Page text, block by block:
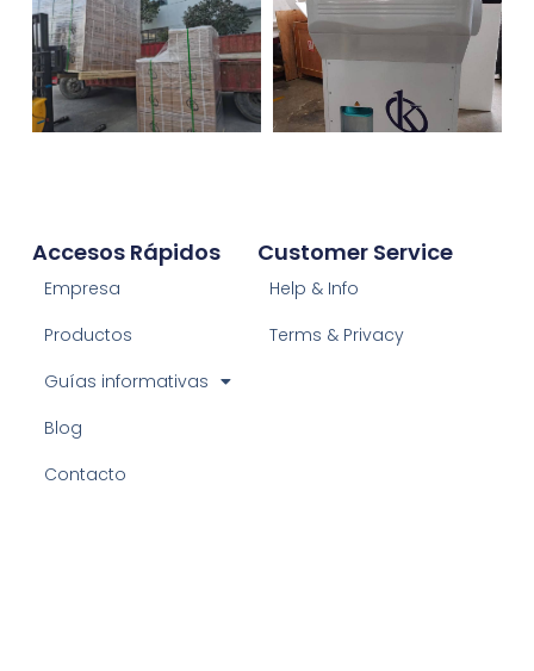
Customer Service
Help & Info
Terms & Privacy
Accesos Rápidos
Empresa
Productos
Guías informativas
Blog
Contacto